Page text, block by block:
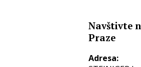
Navštivte
Praze
Adresa: